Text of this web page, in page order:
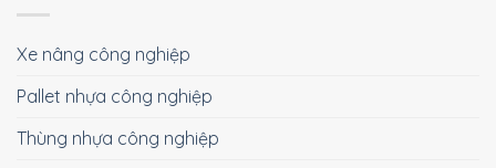
Xe nâng công nghiệp
Pallet nhựa công nghiệp
Thùng nhựa công nghiệp